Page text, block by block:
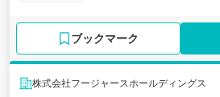
ブックマーク
株式会社フージャースホールディングス